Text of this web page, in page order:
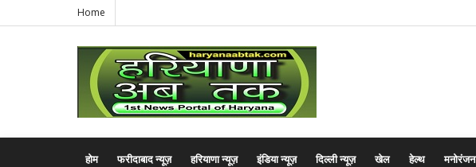
Home
होम फरीदाबाद न्यूज़ हरियाणा न्यूज़ इंडिया न्यूज़ दिल्ली न्यूज़ खेल हेल्थ मनोरंजन